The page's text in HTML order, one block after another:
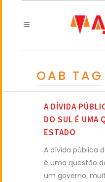
OAB TAG
A DÍVIDA
DO SUL É UMA
ESTADO
A dívida pública
é uma questão
um governo,